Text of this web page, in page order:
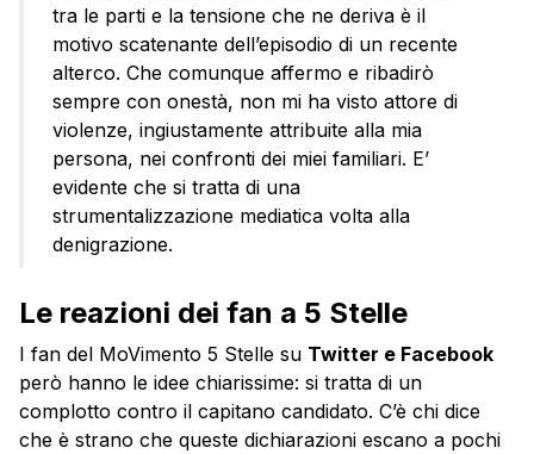
tra le parti e la tensione che ne deriva è il
motivo scatenante dell’episodio di un recente
alterco. Che comunque affermo e ribadirò
sempre con onestà, non mi ha visto attore di
violenze, ingiustamente attribuite alla mia
persona, nei confronti dei miei familiari. E’
evidente che si tratta di una
strumentalizzazione mediatica volta alla
denigrazione.
Le reazioni dei fan a 5 Stelle
I fan del MoVimento 5 Stelle su Twitter e Facebook
però hanno le idee chiarissime: si tratta di un
complotto contro il capitano candidato. C’è chi dice
che è strano che queste dichiarazioni escano a pochi